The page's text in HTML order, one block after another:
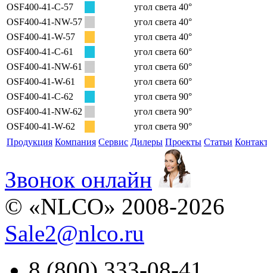
OSF400-41-C-57
угол света 40°
OSF400-41-NW-57
угол света 40°
OSF400-41-W-57
угол света 40°
OSF400-41-C-61
угол света 60°
OSF400-41-NW-61
угол света 60°
OSF400-41-W-61
угол света 60°
OSF400-41-C-62
угол света 90°
OSF400-41-NW-62
угол света 90°
OSF400-41-W-62
угол света 90°
Продукция Компания Сервис Дилеры Проекты Статьи
Звонок онлайн
© «NLCO» 2008-2026
Sale2@nlco.ru